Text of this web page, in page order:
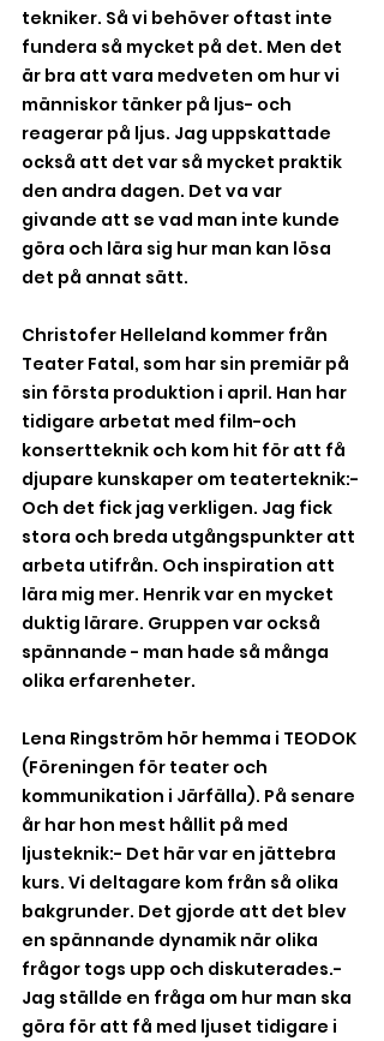
tekniker. Så vi behöver oftast inte
fundera så mycket på det. Men det
är bra att vara medveten om hur vi
människor tänker på ljus- och
reagerar på ljus. Jag uppskattade
också att det var så mycket praktik
den andra dagen. Det va var
givande att se vad man inte kunde
göra och lära sig hur man kan lösa
det på annat sätt.
Christofer Helleland kommer från
Teater Fatal, som har sin premiär på
sin första produktion i april. Han har
tidigare arbetat med film-och
konsertteknik och kom hit för att få
djupare kunskaper om teaterteknik:-
Och det fick jag verkligen. Jag fick
stora och breda utgångspunkter att
arbeta utifrån. Och inspiration att
lära mig mer. Henrik var en mycket
duktig lärare. Gruppen var också
spännande - man hade så många
olika erfarenheter.
Lena Ringström hör hemma i TEODOK
(Föreningen för teater och
kommunikation i Järfälla). På senare
år har hon mest hållit på med
ljusteknik:- Det här var en jättebra
kurs. Vi deltagare kom från så olika
bakgrunder. Det gjorde att det blev
en spännande dynamik när olika
frågor togs upp och diskuterades.-
Jag ställde en fråga om hur man ska
göra för att få med ljuset tidigare i